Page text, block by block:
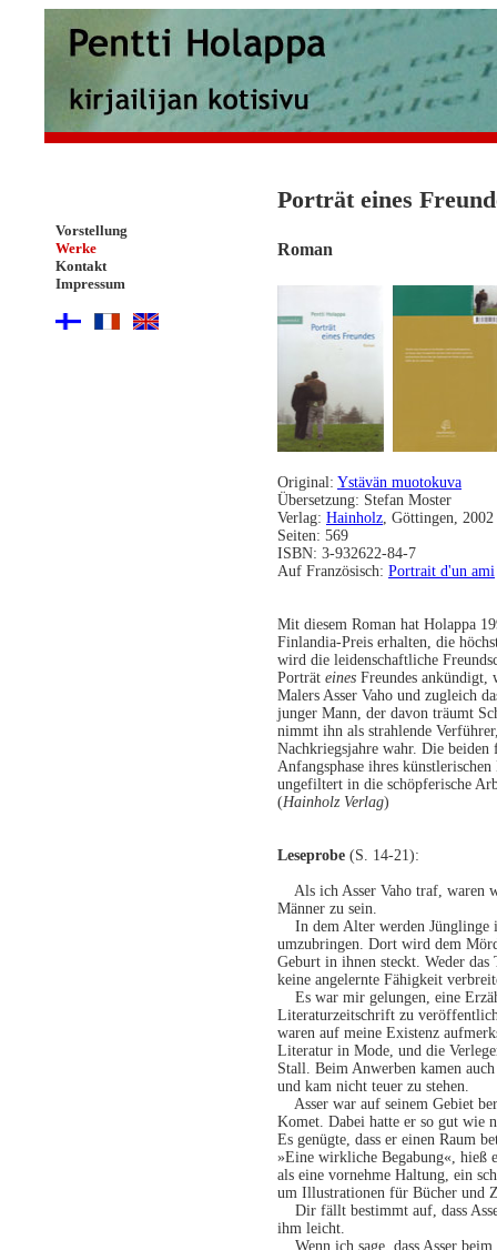
Vorstellung
Werke
Kontakt
Impressum
Porträt eines
Roman
Original: Ystävän muotokuva
Übersetzung: Stefan Moster
Verlag: Hainholz, Göttingen, 2002
Seiten: 569
ISBN: 3-932622-84-7
Auf Französisch: Portrait d'un ami
Mit diesem Roman hat Holappa
Finlandia-Preis erhalten, die
wird die leidenschaftliche
Porträt eines Freundes
Malers Asser Vaho und zugleich
junger Mann, der davon träumt
nimmt ihn als strahlende
Nachkriegsjahre wahr. Die beiden
Anfangsphase ihres
ungefiltert in die schöpferische
(Hainholz Verlag)
Leseprobe (S. 14-21):
Als ich Asser Vaho traf, waren
Männer zu sein.
In dem Alter werden Jünglinge
umzubringen. Dort wird dem
Geburt in ihnen steckt. Weder das
keine angelernte Fähigkeit
Es war mir gelungen, eine
Literaturzeitschrift zu
waren auf meine Existenz
Literatur in Mode, und die
Stall. Beim Anwerben kamen
und kam nicht teuer zu stehen.
Asser war auf seinem Gebiet
Komet. Dabei hatte er so gut wie
Es genügte, dass er einen Raum
»Eine wirkliche Begabung«, hieß
als eine vornehme Haltung, ein
um Illustrationen für Bücher und
Dir fällt bestimmt auf, dass
ihm leicht.
Wenn ich sage, dass Asser beim